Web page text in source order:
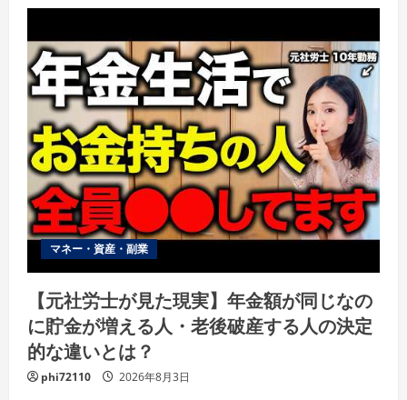
マネー・資産・副業
【元社労士が見た現実】年金額が同じなの
に貯金が増える人・老後破産する人の決定
的な違いとは？
phi72110 2026年8月3日